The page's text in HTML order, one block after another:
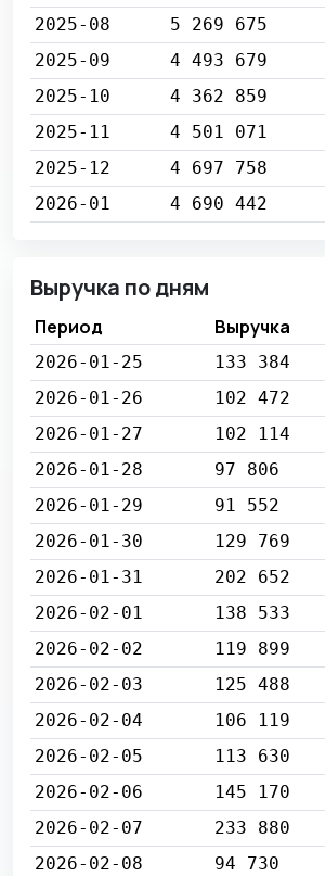
2025-08
5 269 675
2025-09
4 493 679
2025-10
4 362 859
2025-11
4 501 071
2025-12
4 697 758
2026-01
4 690 442
Выручка по дням
Период Выручка
2026-01-25 133 384
2026-01-26
102 472
2026-01-27
102 114
2026-01-28
97 806
2026-01-29
91 552
2026-01-30
129 769
2026-01-31
202 652
2026-02-01
138 533
2026-02-02
119 899
2026-02-03
125 488
2026-02-04
106 119
2026-02-05
113 630
2026-02-06
145 170
2026-02-07
233 880
2026-02-08
94 730